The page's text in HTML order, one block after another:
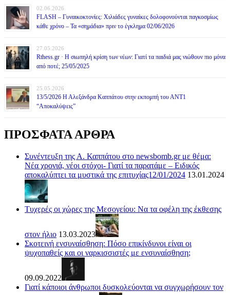
02.06.2026
FLASH – Γυναικοκτονίες: Χιλιάδες γυναίκες δολοφονούνται παγκοσμίως
κάθε χρόνο – Τα «σημάδια» πριν το έγκλημα 02/06/2026
27.05.2026
Rthess.gr · Η σιωπηλή κρίση των νέων: Γιατί τα παιδιά μας νιώθουν πιο μόνα
από ποτέ; 25/05/2025
25.05.2026
13/5/2026 Η Αλεξάνδρα Καππάτου στην εκπομπή του ΑΝΤ1
“Αποκαλύψεις”
ΠΡΟΣΦΑΤΑ ΑΡΘΡΑ
Συνέντευξη της Α. Καππάτου στο newsbomb.gr με θέμα:
Νέα χρονιά, νέοι στόχοι- Γιατί τα παρατάμε – Ειδικός
αποκαλύπτει τα μυστικά της επιτυχίας12/01/2024 13.01.2024
Τυχερές οι χώρες της Μεσογείου: Να τα οφέλη της έκθεσης
στον ήλιο 13.03.2023
Σκοτεινή ενσυναίσθηση: Πόσο επικίνδυνοι είναι οι
ψυχοπαθείς και οι ναρκισσιστές με ενσυναίσθηση;
09.09.2022
Γιατί κάποιοι άνθρωποι δυσκολεύονται να συγχωρήσουν τον